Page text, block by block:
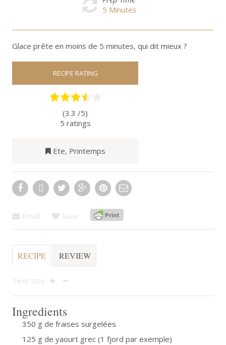
5 Minutes
Glace prête en moins de 5 minutes, qui dit mieux ?
RECIPE RATING
(3.3 /5)
5 ratings
Ete, Printemps
Email Save
RECIPE REVIEW
Text size
Ingredients
350 g de fraises surgelées
125 g de yaourt grec (1 fjord par exemple)